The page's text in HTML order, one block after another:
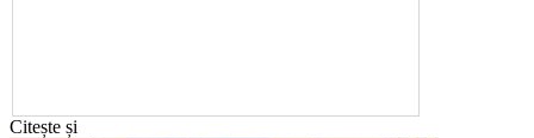
Citește și